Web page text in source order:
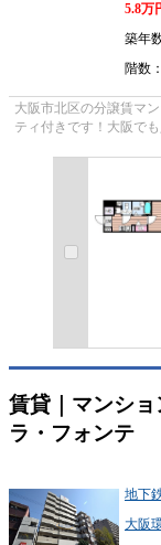
5.8万
築年
階数
大阪市北区の分譲賃マ
ティ付きです！大阪で
賃貸｜マンショ
ラ・フォンテ
地下
大阪